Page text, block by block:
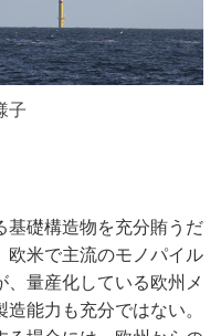
子
基礎構造物を充分賄うだ
欧米で主流のモノパイル
量産化している欧州メ
能力も充分ではない。